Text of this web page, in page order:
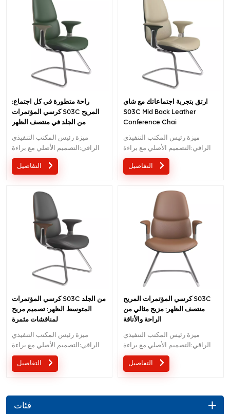
راحة متطورة في كل اجتماع:
كرسي المؤتمرات S03C المريح
من الجلد في منتصف الظهر
ميزة رئيس المكتب التنفيذي
الراقي:التصميم الأصلي مع براءة
الاختراع في الصين ؛ مريح آلية
السيطرة على سلك تصميم براءات
ارتق بتجربة اجتماعاتك مع شاي
S03C Mid Back Leather
Conference Chai
ميزة رئيس المكتب التنفيذي
الراقي:التصميم الأصلي مع براءة
الاختراع في الصين ؛ مريح آلية
السيطرة على سلك تصميم براءات
كرسي المؤتمرات S03C من الجلد
المتوسط الظهر: تصميم مريح
لمناقشات مثمرة
ميزة رئيس المكتب التنفيذي
الراقي:التصميم الأصلي مع براءة
الاختراع في الصين ؛ مريح آلية
السيطرة على سلك تصميم براءات
كرسي المؤتمرات المريح S03C
منتصف الظهر: مزيج مثالي من
الراحة والأناقة
ميزة رئيس المكتب التنفيذي
الراقي:التصميم الأصلي مع براءة
الاختراع في الصين ؛ مريح آلية
السيطرة على سلك تصميم براءات
فئات